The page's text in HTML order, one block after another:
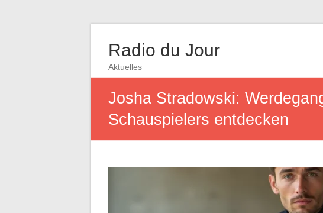
Radio du Jour
Aktuelles
Josha Stradowski:
Schauspielers entdecken